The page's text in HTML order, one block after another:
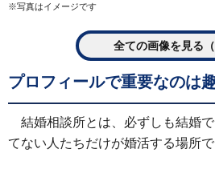
※写真はイメージです
全ての画像を見る（
プロフィールで重要なのは
結婚相談所とは、必ずしも結婚
てない人たちだけが婚活する場所で